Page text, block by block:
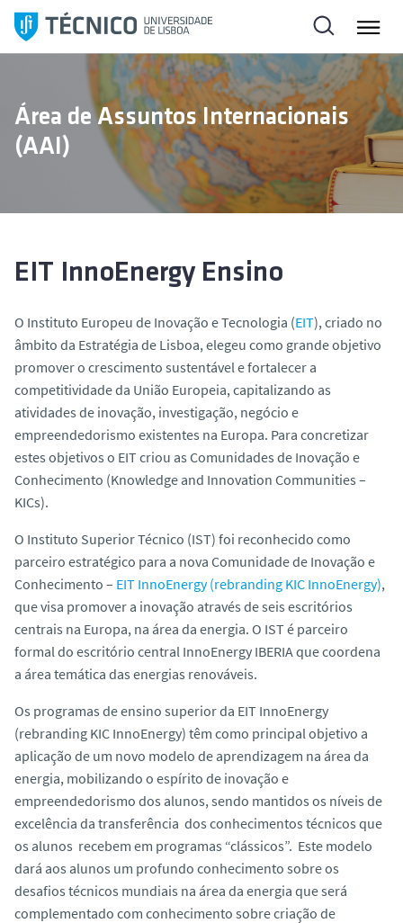
l
a
Área de Assuntos Internacionais
(AAI)
EIT InnoEnergy Ensino
O Instituto Europeu de Inovação e Tecnologia (EIT), criado no
âmbito da Estratégia de Lisboa, elegeu como grande objetivo
promover o crescimento sustentável e fortalecer a
competitividade da União Europeia, capitalizando as
atividades de inovação, investigação, negócio e
empreendedorismo existentes na Europa. Para concretizar
estes objetivos o EIT criou as Comunidades de Inovação e
Conhecimento (Knowledge and Innovation Communities –
KICs).
O Instituto Superior Técnico (IST) foi reconhecido como
parceiro estratégico para a nova Comunidade de Inovação e
Conhecimento – EIT InnoEnergy (rebranding KIC InnoEnergy),
que visa promover a inovação através de seis escritórios
centrais na Europa, na área da energia. O IST é parceiro
formal do escritório central InnoEnergy IBERIA que coordena
a área temática das energias renováveis.
Os programas de ensino superior da EIT InnoEnergy
(rebranding KIC InnoEnergy) têm como principal objetivo a
aplicação de um novo modelo de aprendizagem na área da
energia, mobilizando o espírito de inovação e
empreendedorismo dos alunos, sendo mantidos os níveis de
excelência da transferência dos conhecimentos técnicos que
os alunos recebem em programas “clássicos”. Este modelo
dará aos alunos um profundo conhecimento sobre os
desafios técnicos mundiais na área da energia que será
complementado com conhecimento sobre criação de